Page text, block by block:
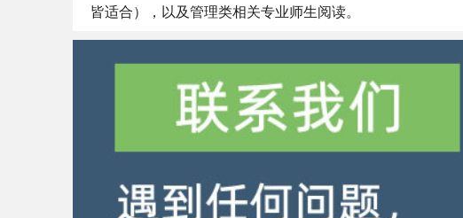
皆适合），以及管理类相关专业师生阅读。